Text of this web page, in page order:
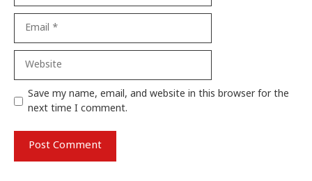
Website
Save my name, email, and website in this browser for the
next time I comment.